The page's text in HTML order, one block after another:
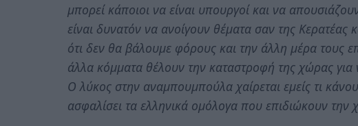
μπορεί κάποιοι να είναι υπουργοί και να
είναι δυνατόν να ανοίγουν θέματα σαν της Κερατέας
ότι δεν θα βάλουμε φόρους και την άλλη μέρα τους
άλλα κόμματα θέλουν την καταστροφή της χώρας
Ο λύκος στην αναμπουμπούλα χαίρεται εμείς τι
ασφαλίσει τα ελληνικά ομόλογα που επιδιώκουν την